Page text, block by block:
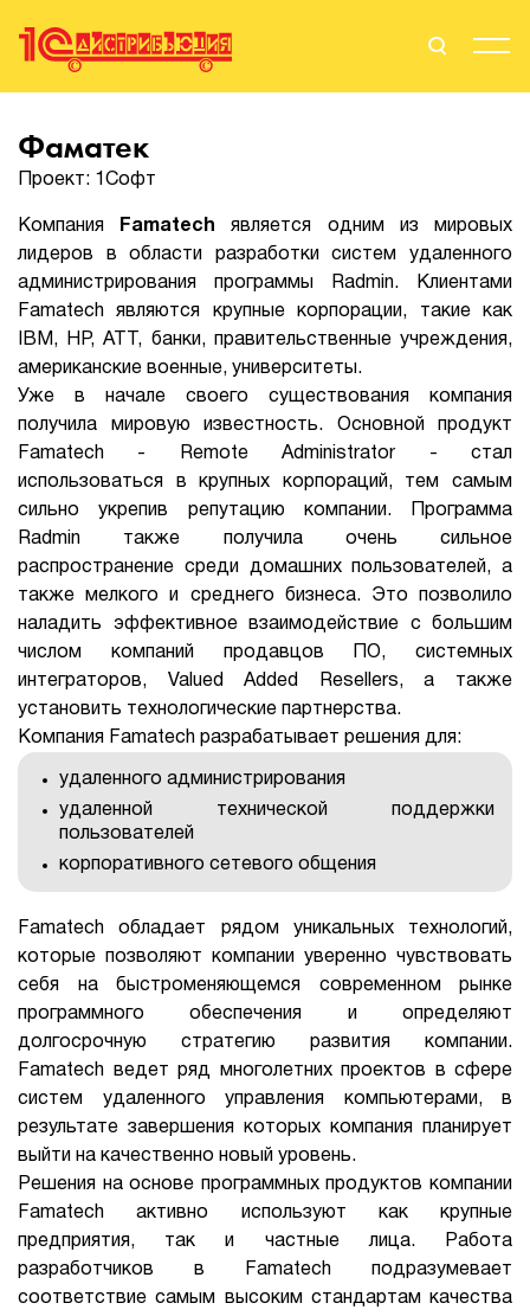
О нас
Сервисы для партнеров
1Cофт
Фаматек
Проект: 1Софт
Компания Famatechявляется одним из мировых
лидеров в области разработки систем удаленного
администрирования программы Radmin. Клиентами
Famatech являются крупные корпорации, такие как
IBM, HP, ATT, банки, правительственные учреждения,
американские военные, университеты.
Уже в начале своего существования компания
получила мировую известность. Основной продукт
Famatech - Remote Administrator - стал
использоваться в крупных корпораций, тем самым
сильно укрепив репутацию компании. Программа
Radmin также получила очень сильное
распространение среди домашних пользователей, а
также мелкого и среднего бизнеса. Это позволило
наладить эффективное взаимодействие с большим
числом компаний продавцов ПО, системных
интеграторов, Valued Added Resellers, а также
установить технологические партнерства.
Компания Famatech разрабатывает решения для:
удаленного администрирования
удаленной технической поддержки
пользователей
корпоративного сетевого общения
Famatech обладает рядом уникальных технологий,
которые позволяют компании уверенно чувствовать
себя на быстроменяющемся современном рынке
программного обеспечения и определяют
долгосрочную стратегию развития компании.
Famatech ведет ряд многолетних проектов в сфере
систем удаленного управления компьютерами, в
результате завершения которых компания планирует
выйти на качественно новый уровень.
Решения на основе программных продуктов компании
Famatech активно используют как крупные
предприятия, так и частные лица. Работа
разработчиков в Famatech подразумевает
соответствие самым высоким стандартам качества